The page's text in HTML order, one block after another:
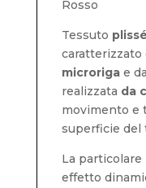
Rosso
Tessuto
caratterizzato
microrigae
realizzata da
movimento e
superficie del
La particolare
effetto